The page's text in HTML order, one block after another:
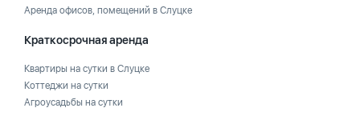
Аренда офисов, помещений в Слуцке
Краткосрочная аренда
Квартиры на сутки в Слуцке
Коттеджи на сутки
Агроусадьбы на сутки